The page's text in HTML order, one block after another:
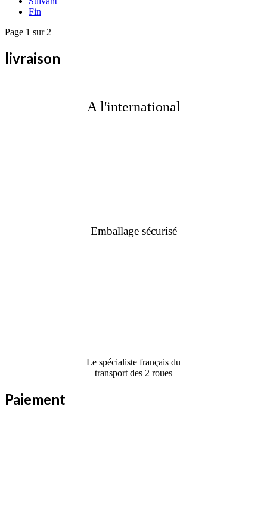
Fin
Page 1 sur 2
livraison
A l'international
Emballage sécurisé
Le spécialiste français du
transport des 2 roues
Paiement